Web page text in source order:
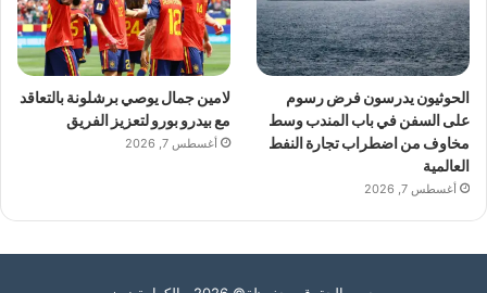
الحوثيون يدرسون فرض رسوم
على السفن في باب المندب وسط
مخاوف من اضطراب تجارة النفط
العالمية
أغسطس 7, 2026
لامين جمال يوصي برشلونة بالتعاقد
مع بيدرو بورو لتعزيز الفريق
أغسطس 7, 2026